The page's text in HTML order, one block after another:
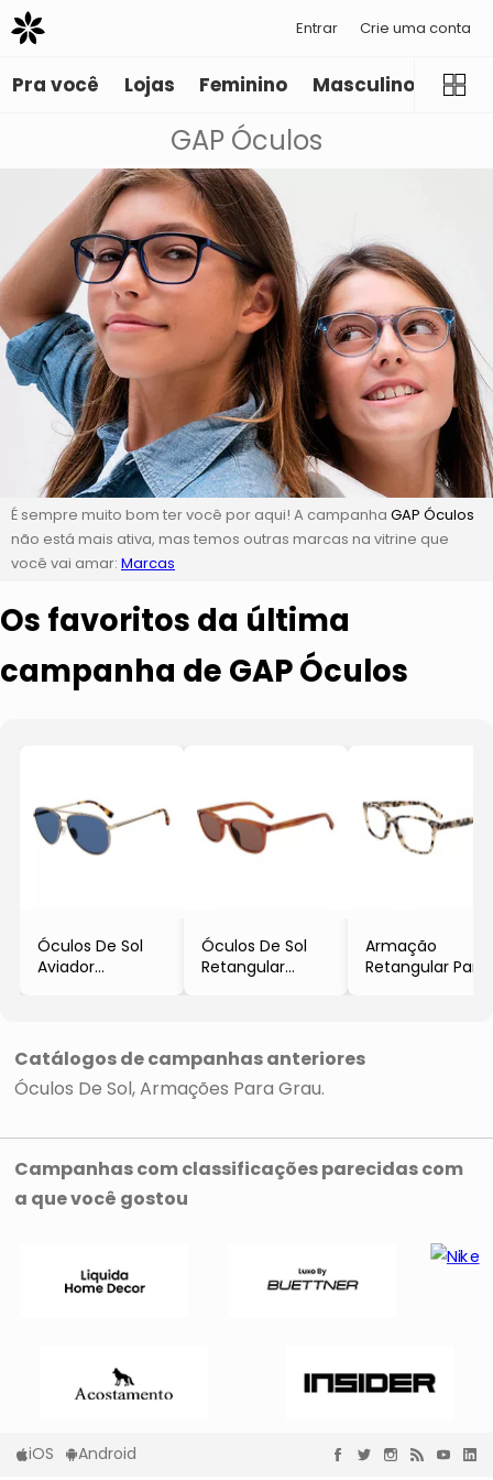
Entrar Crie uma conta
Pra você Lojas Feminino Masculino
GAP Óculos
É sempre muito bom ter você por aqui! A campanha GAP Óculos
não está mais ativa, mas temos outras marcas na vitrine que
você vai amar: Marcas
Os favoritos da última
campanha de GAP Óculos
Óculos De Sol
Aviador
Óculos De Sol
Retangular
Armação
Retangular Para
Catálogos de campanhas anteriores
Óculos De Sol Armações Para Grau
Campanhas com classificações parecidas com
a que você gostou
iOS Android